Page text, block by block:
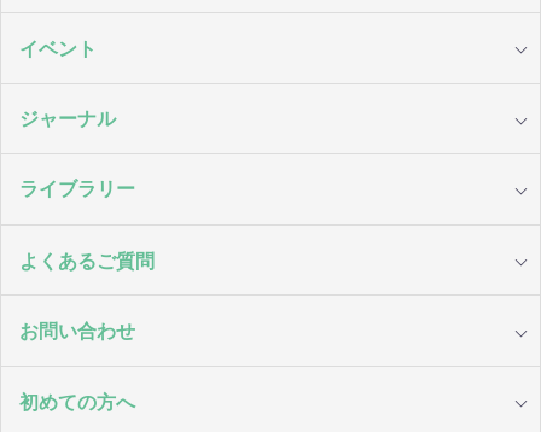
イベント
ジャーナル
ライブラリー
よくあるご質問
お問い合わせ
初めての方へ